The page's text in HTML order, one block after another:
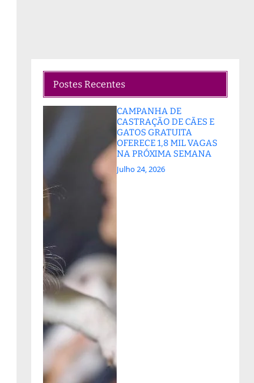
Postes Recentes
CAMPANHA DE
CASTRAÇÃO DE CÃES E
GATOS GRATUITA
OFERECE 1,8 MIL VAGAS
NA PRÓXIMA SEMANA
Julho 24, 2026